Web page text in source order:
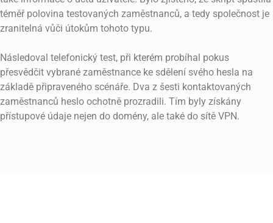
téměř polovina testovaných zaměstnanců, a tedy společnost je
zranitelná vůči útokům tohoto typu.
Následoval telefonický test, při kterém probíhal pokus
přesvědčit vybrané zaměstnance ke sdělení svého hesla na
základě připraveného scénáře. Dva z šesti kontaktovaných
zaměstnanců heslo ochotně prozradili. Tím byly získány
přístupové údaje nejen do domény, ale také do sítě VPN.